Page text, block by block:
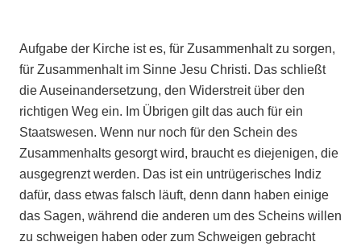
Aufgabe der Kirche ist es, für Zusammenhalt zu sorgen,
für Zusammenhalt im Sinne Jesu Christi. Das schließt
die Auseinandersetzung, den Widerstreit über den
richtigen Weg ein. Im Übrigen gilt das auch für ein
Staatswesen. Wenn nur noch für den Schein des
Zusammenhalts gesorgt wird, braucht es diejenigen, die
ausgegrenzt werden. Das ist ein untrügerisches Indiz
dafür, dass etwas falsch läuft, denn dann haben einige
das Sagen, während die anderen um des Scheins willen
zu schweigen haben oder zum Schweigen gebracht